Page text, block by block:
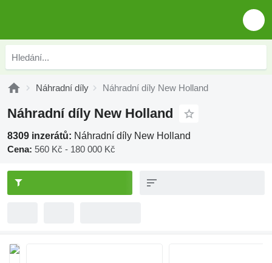
Náhradní díly Náhradní díly New Holland
Náhradní díly New Holland
8309 inzerátů: Náhradní díly New Holland
Cena: 560 Kč - 180 000 Kč